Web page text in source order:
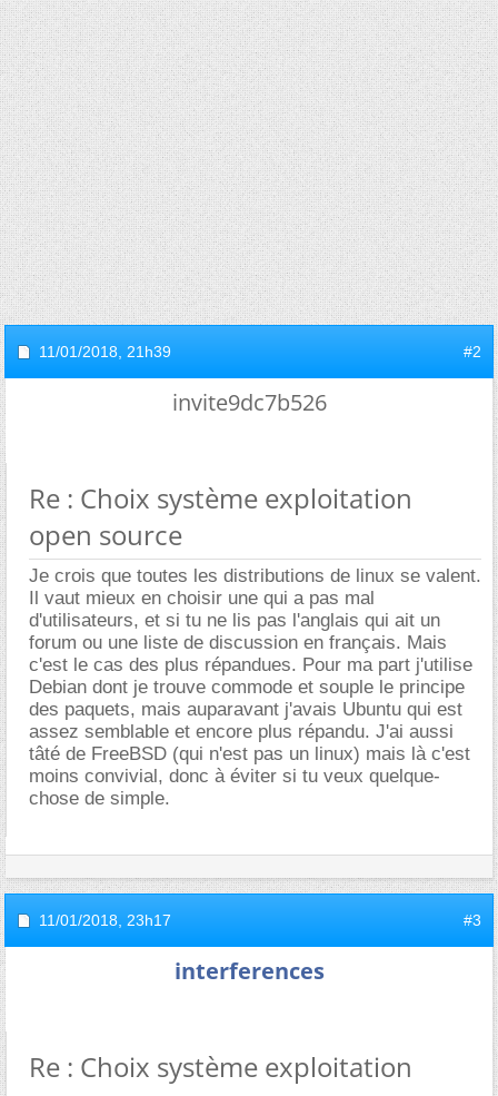
11/01/2018, 21h39 #2
invite9dc7b526
Re : Choix système exploitation
open source
Je crois que toutes les distributions de linux se valent.
Il vaut mieux en choisir une qui a pas mal
d'utilisateurs, et si tu ne lis pas l'anglais qui ait un
forum ou une liste de discussion en français. Mais
c'est le cas des plus répandues. Pour ma part j'utilise
Debian dont je trouve commode et souple le principe
des paquets, mais auparavant j'avais Ubuntu qui est
assez semblable et encore plus répandu. J'ai aussi
tâté de FreeBSD (qui n'est pas un linux) mais là c'est
moins convivial, donc à éviter si tu veux quelque-
chose de simple.
11/01/2018, 23h17 #3
interferences
Re : Choix système exploitation